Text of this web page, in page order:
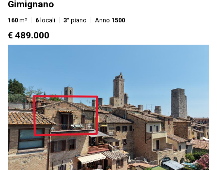
Gimignano
160 m² 6 locali 3° piano Anno 1500
€ 489.000